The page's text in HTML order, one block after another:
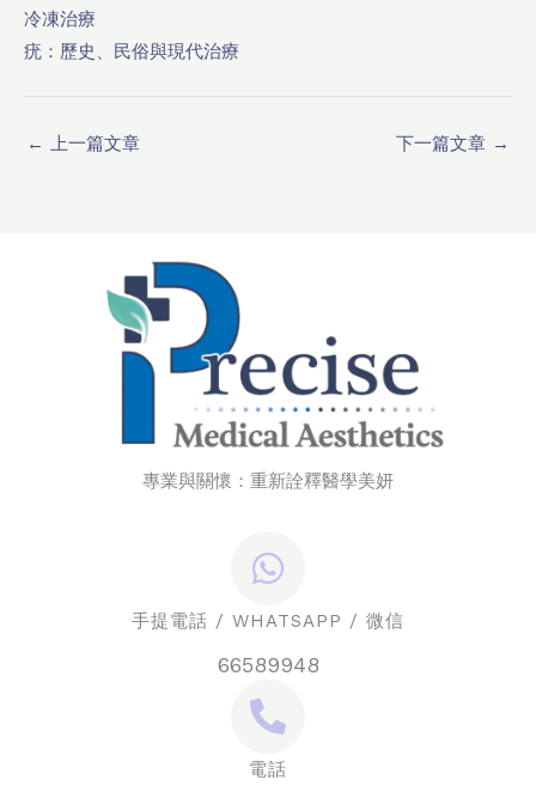
冷凍治療
疣：歷史、民俗與現代治療
← 上一篇文章 下一篇文章 →
專業與關懷：重新詮釋醫學美妍
手提電話 / WHATSAPP / 微信
66589948
電話